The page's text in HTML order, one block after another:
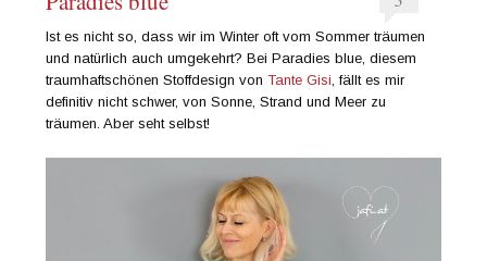
Ist es nicht so, dass wir im Winter oft vom Sommer träumen
und natürlich auch umgekehrt? Bei Paradies blue, diesem
traumhaftschönen Stoffdesign vonTante Gisi , fällt es mir
definitiv nicht schwer, von Sonne, Strand und Meer zu
träumen. Aber seht selbst!